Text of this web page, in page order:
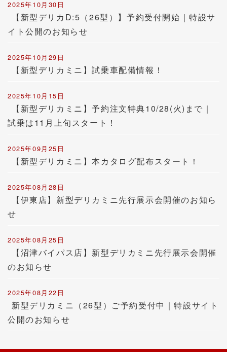
2025年10月30日
【新型デリカD:5（26型）】予約受付開始｜特設サ
イト公開のお知らせ
2025年10月29日
【新型デリカミニ】試乗車配備情報！
2025年10月15日
【新型デリカミニ】予約注文特典10/28(火)まで｜
試乗は11月上旬スタート！
2025年09月25日
【新型デリカミニ】本カタログ配布スタート！
2025年08月28日
【伊東店】新型デリカミニ先行展示会開催のお知ら
せ
2025年08月25日
【沼津バイパス店】新型デリカミニ先行展示会開催
のお知らせ
2025年08月22日
新型デリカミニ（26型）ご予約受付中｜特設サイト
公開のお知らせ